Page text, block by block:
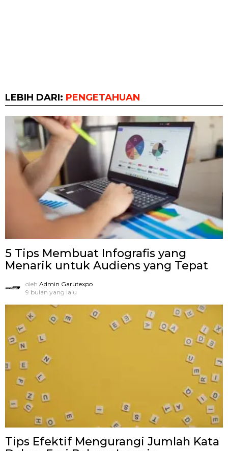
LEBIH DARI: PENGETAHUAN
5 Tips Membuat Infografis yang
Menarik untuk Audiens yang Tepat
oleh Admin Garutexpo
9 bulan yang lalu
Tips Efektif Mengurangi Jumlah Kata